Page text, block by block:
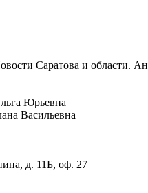
Саратова и области.
Юрьевна
Васильевна
д. 11Б, оф. 27